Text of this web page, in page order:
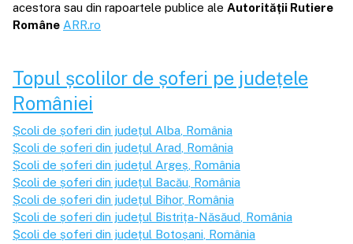
acestora sau din rapoartele publice ale Autorității Rutiere
Române ARR.ro
Topul școlilor de șoferi pe județele
României
Școli de șoferi din județul Alba , România
Școli de șoferi din județul Arad , România
Școli de șoferi din județul Argeș , România
Școli de șoferi din județul Bacău , România
Școli de șoferi din județul Bihor, România
Școli de șoferi din județul Bistrița-Năsăud , România
Școli de șoferi din județul Botoșani , România